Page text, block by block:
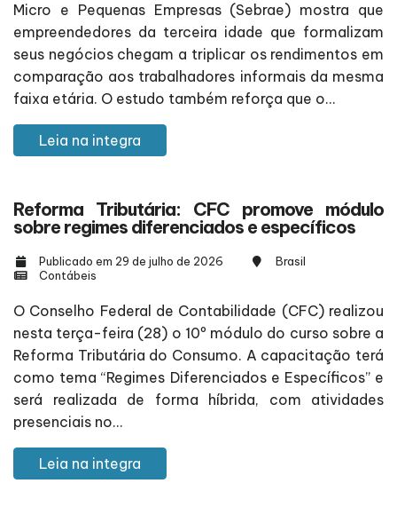
Micro e Pequenas Empresas (Sebrae) mostra que
empreendedores da terceira idade que formalizam
seus negócios chegam a triplicar os rendimentos em
comparação aos trabalhadores informais da mesma
faixa etária. O estudo também reforça que o...
Leia na integra
Reforma Tributária: CFC promove módulo
sobre regimes diferenciados e específicos
Publicado em 29 de julho de 2026
Brasil
Contábeis
O Conselho Federal de Contabilidade (CFC) realizou
nesta terça-feira (28) o 10º módulo do curso sobre a
Reforma Tributária do Consumo. A capacitação terá
como tema “Regimes Diferenciados e Específicos” e
será realizada de forma híbrida, com atividades
presenciais no...
Leia na integra